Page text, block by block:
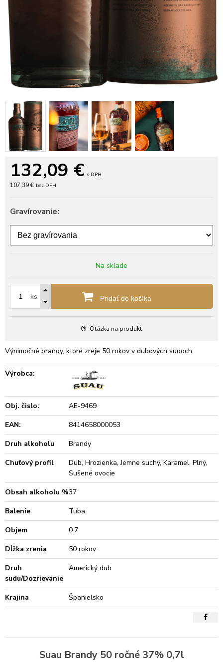
132,09 € s DPH
107,39 € bez DPH
Gravírovanie:
Na sklade
ks Pridať do košíka
Otázka na produkt
Výnimočné brandy, ktoré zreje 50 rokov v dubových sudoch.
Výrobca:
Obj. čislo:
AE-9469
EAN:
8414658000053
Druh alkoholu
Brandy
Chuťový profil
Dub, Hrozienka, Jemne suchý, Karamel, Plný,
Sušené ovocie
Obsah alkoholu %37
Balenie
Tuba
Objem
0.7
Dĺžka zrenia
50 rokov
Druh
sudu/Dozrievanie
Americký dub
Krajina Španielsko
Suau Brandy 50 ročné 37% 0,7l